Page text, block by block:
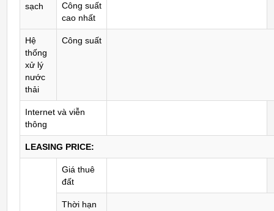
sạch
Công suất
cao nhất
Hệ
thống
xử lý
nước
thải
Công suất
Internet và viễn
thông
LEASING PRICE:
Giá thuê
đất
Thời hạn